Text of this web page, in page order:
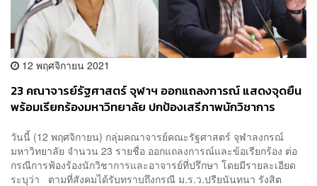
12 พฤศจิกายน 2021
23 คณาจารย์รัฐศาสตร์ จุฬาฯ ออกแถลงการณ์ แสดงจุดยืน
พร้อมเรียกร้องมหาวิทยาลัย ปกป้องเสรีภาพนักวิชาการ
วันนี้ (12 พฤศจิกายน) กลุ่มคณาจารย์คณะรัฐศาสตร์ จุฬาลงกรณ์
มหาวิทยาลัย จำนวน 23 รายชื่อ ออกแถลงการณ์และข้อเรียกร้อง ต่อ
กรณีการฟ้องร้องนักวิชาการและอาจารย์ที่ปรึกษา โดยมีรายละเอียด
ระบุว่า ตามที่สังคมได้รับทราบถึงกรณี ม.ร.ว.ปรียนันทนา รังสิต